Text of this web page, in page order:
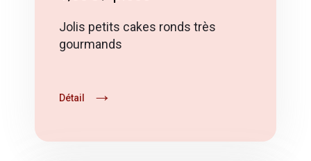
Jolis petits cakes ronds très
gourmands
Détail